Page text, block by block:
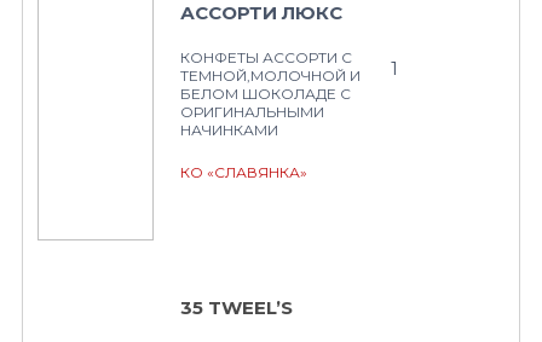
АССОРТИ ЛЮКС
КОНФЕТЫ АССОРТИ С
ТЕМНОЙ,МОЛОЧНОЙ И
БЕЛОМ ШОКОЛАДЕ С
ОРИГИНАЛЬНЫМИ
НАЧИНКАМИ
КО «СЛАВЯНКА»
1
35 TWEEL’S